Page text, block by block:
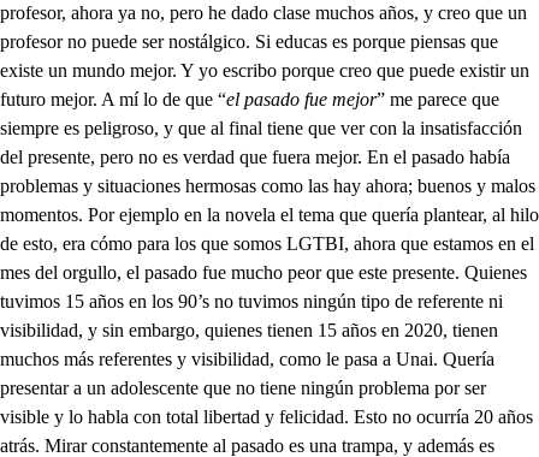
profesor, ahora ya no, pero he dado clase muchos años, y creo que un
profesor no puede ser nostálgico. Si educas es porque piensas que
existe un mundo mejor. Y yo escribo porque creo que puede existir un
futuro mejor. A mí lo de que “el pasado fue mejor” me parece que
siempre es peligroso, y que al final tiene que ver con la insatisfacción
del presente, pero no es verdad que fuera mejor. En el pasado había
problemas y situaciones hermosas como las hay ahora; buenos y malos
momentos. Por ejemplo en la novela el tema que quería plantear, al hilo
de esto, era cómo para los que somos LGTBI, ahora que estamos en el
mes del orgullo, el pasado fue mucho peor que este presente. Quienes
tuvimos 15 años en los 90’s no tuvimos ningún tipo de referente ni
visibilidad, y sin embargo, quienes tienen 15 años en 2020, tienen
muchos más referentes y visibilidad, como le pasa a Unai. Quería
presentar a un adolescente que no tiene ningún problema por ser
visible y lo habla con total libertad y felicidad. Esto no ocurría 20 años
atrás. Mirar constantemente al pasado es una trampa, y además es